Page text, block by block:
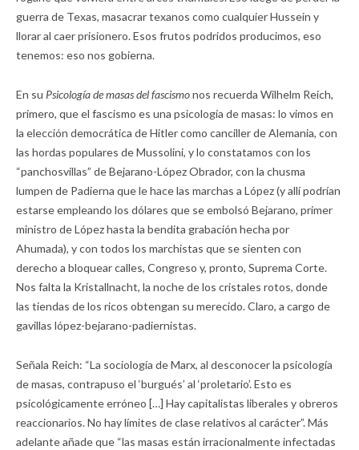
guerra de Texas, masacrar texanos como cualquier Hussein y
llorar al caer prisionero. Esos frutos podridos producimos, eso
tenemos: eso nos gobierna.
En su Psicología de masas del fascismonos recuerda Wilhelm Reich,
primero, que el fascismo es una psicología de masas: lo vimos en
la elección democrática de Hitler como canciller de Alemania, con
las hordas populares de Mussolini, y lo constatamos con los
“panchosvillas” de Bejarano-López Obrador, con la chusma
lumpen de Padierna que le hace las marchas a López (y allí podrían
estarse empleando los dólares que se embolsó Bejarano, primer
ministro de López hasta la bendita grabación hecha por
Ahumada), y con todos los marchistas que se sienten con
derecho a bloquear calles, Congreso y, pronto, Suprema Corte.
Nos falta la Kristallnacht, la noche de los cristales rotos, donde
las tiendas de los ricos obtengan su merecido. Claro, a cargo de
gavillas lópez-bejarano-padiernistas.
Señala Reich: “La sociología de Marx, al desconocer la psicología
de masas, contrapuso el ‘burgués’ al ‘proletario’. Esto es
psicológicamente erróneo […] Hay capitalistas liberales y obreros
reaccionarios. No hay límites de clase relativos al carácter”. Más
adelante añade que “las masas están irracionalmente infectadas